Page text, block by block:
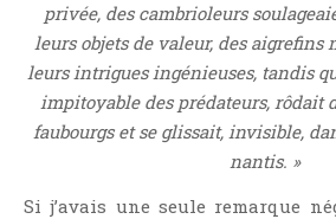
privée, des cambrioleurs
leurs objets de valeur, des aigrefins
leurs intrigues ingénieuses, tandis
impitoyable des prédateurs, rôdait
faubourgs et se glissait, invisible,
nantis. »
Si j’avais une seule remarque